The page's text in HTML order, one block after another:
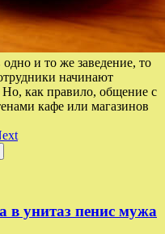
и то же заведение, то
начинают
как правило, общение с
кафе или магазинов
унитаз пенис мужа